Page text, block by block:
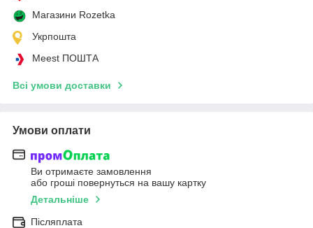
Магазини Rozetka
Укрпошта
Meest ПОШТА
Всі умови доставки
Умови оплати
Ви отримаєте замовлення
або гроші повернуться на вашу картку
Детальніше
Післяплата